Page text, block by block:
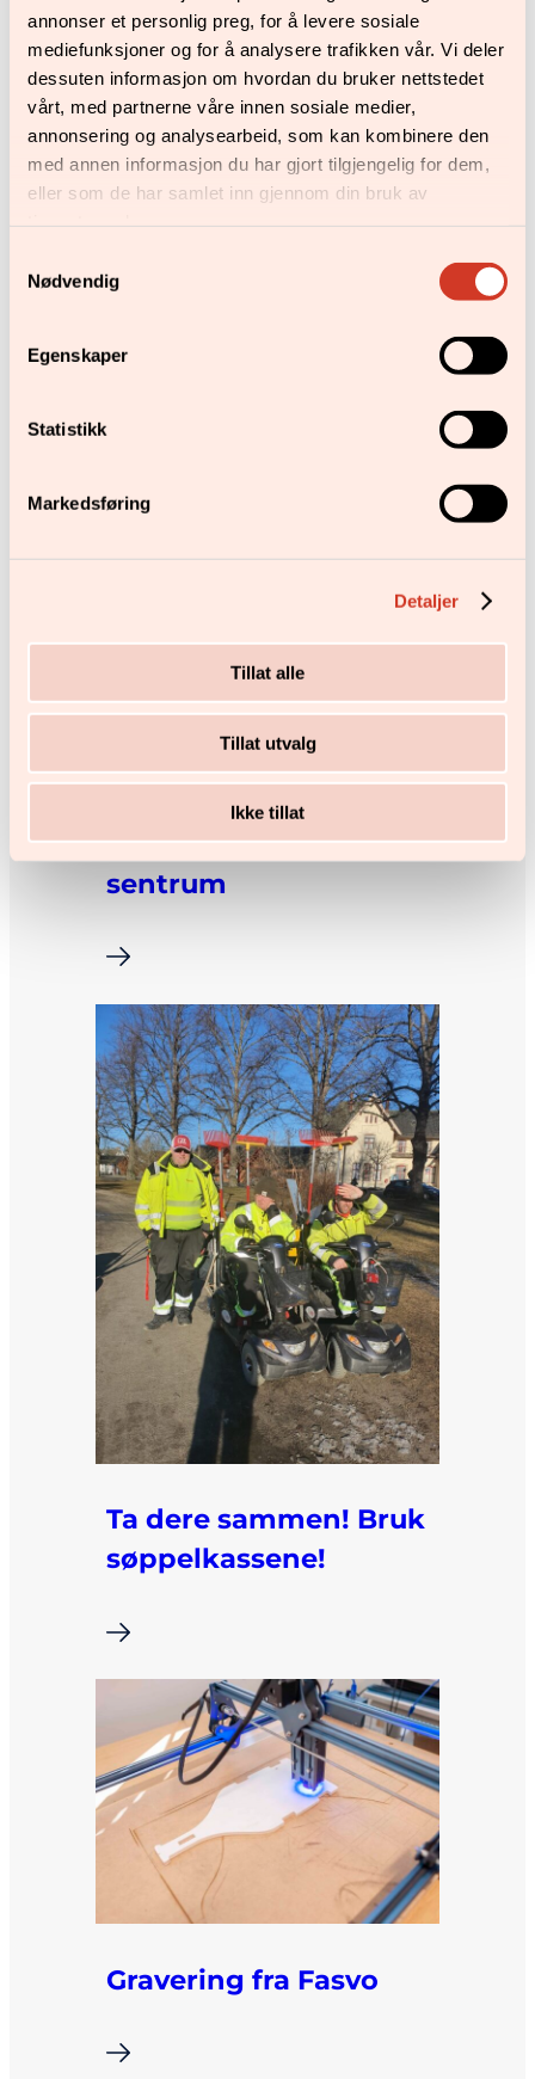
annonser et personlig preg, for å levere sosiale
mediefunksjoner og for å analysere trafikken vår. Vi deler
dessuten informasjon om hvordan du bruker nettstedet
vårt, med partnerne våre innen sosiale medier,
annonsering og analysearbeid, som kan kombinere den
med annen informasjon du har gjort tilgjengelig for dem,
eller som de har samlet inn gjennom din bruk av
Nødvendig
Egenskaper
Statistikk
Markedsføring
Detaljer
Tillat alle
Tillat utvalg
Ikke tillat
Siste nytt fra Fasvo
Forskerkurs ved
Plankebyen kafé – rett
utenfor kjernen av
sentrum
i
Ta dere sammen! Bruk
søppelkassene!
i
Gravering fra Fasvo
i